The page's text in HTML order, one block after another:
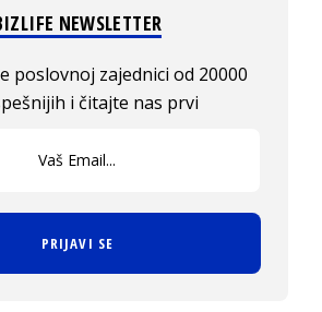
NEWSLETTER
poslovnoj zajednici od 20000
i čitajte nas prvi
PRIJAVI SE